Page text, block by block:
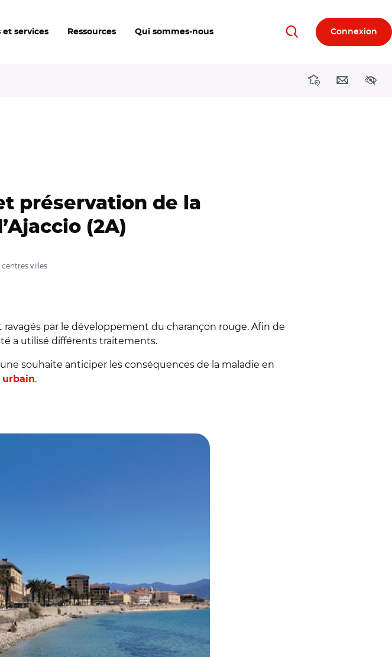
et services Ressources Qui sommes-nous RechercherConnexion
DirectionsContact
préservation de la
(2A)
villes
ravagés par le développement du charançon rouge. Afin de
a utilisé différents traitements.
souhaite anticiper les conséquences de la maladie en
urbain.